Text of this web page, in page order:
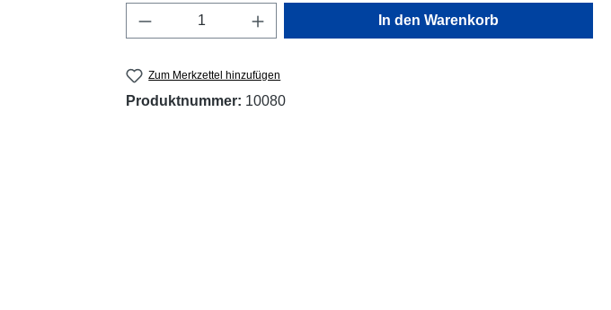
Produkt Anzahl: Gib den gewünschten Wert ein
In den Warenkorb
Zum Merkzettel hinzufügen
Produktnummer: 10080